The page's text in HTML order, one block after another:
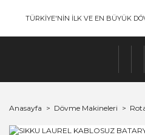
TÜRKİYE'NİN İLK VE EN BÜYÜK
Anasayfa Dövme Makineleri